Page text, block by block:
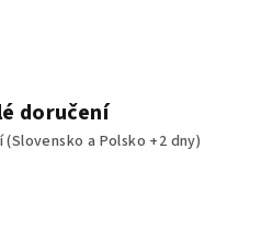
doručení
a Polsko +2 dny)